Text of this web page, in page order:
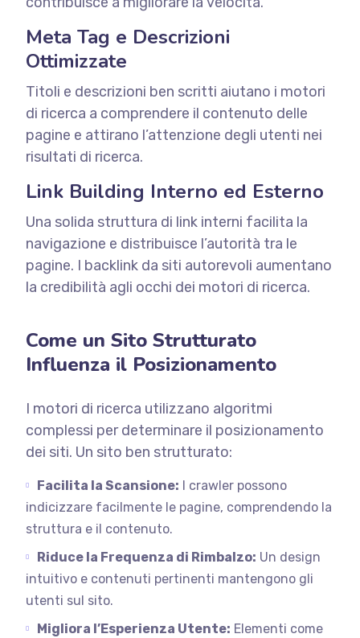
Meta Tag e Descrizioni
Ottimizzate
Titoli e descrizioni ben scritti aiutano i motori
di ricerca a comprendere il contenuto delle
pagine e attirano l’attenzione degli utenti nei
risultati di ricerca.
Link Building Interno ed Esterno
Una solida struttura di link interni facilita la
navigazione e distribuisce l’autorità tra le
pagine. I backlink da siti autorevoli aumentano
la credibilità agli occhi dei motori di ricerca.
Come un Sito Strutturato
Influenza il Posizionamento
I motori di ricerca utilizzano algoritmi
complessi per determinare il posizionamento
dei siti. Un sito ben strutturato:
Facilita la Scansione: I crawler possono
indicizzare facilmente le pagine, comprendendo la
struttura e il contenuto.
Riduce la Frequenza di Rimbalzo: Un design
intuitivo e contenuti pertinenti mantengono gli
utenti sul sito.
Migliora l’Esperienza Utente: Elementi come